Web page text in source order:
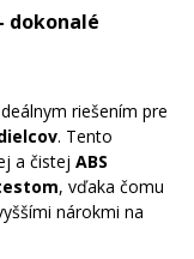
dokonalé
riešením pre
. Tento
a čistej ABS
, vďaka čomu
nárokmi na